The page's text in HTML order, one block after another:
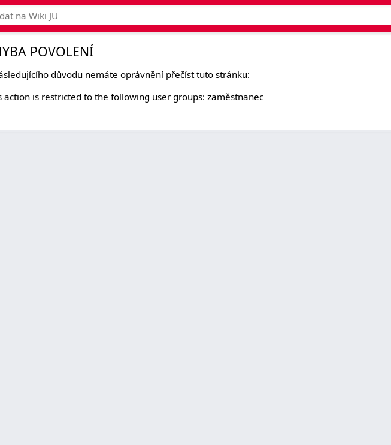
POVOLENÍ
důvodu nemáte oprávnění přečíst tuto stránku:
action is restricted to the following user groups: zaměstnanec